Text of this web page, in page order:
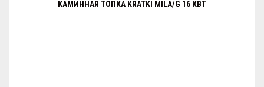
КАМИННАЯ ТОПКА KRATKI MILA/G 16 КВТ